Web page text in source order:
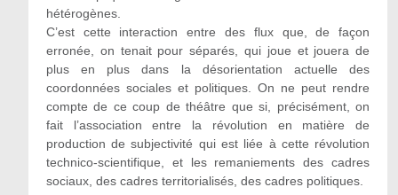
hétérogènes.
C’est cette interaction entre des flux que, de façon
erronée, on tenait pour séparés, qui joue et jouera de
plus en plus dans la désorientation actuelle des
coordonnées sociales et politiques. On ne peut rendre
compte de ce coup de théâtre que si, précisément, on
fait l’association entre la révolution en matière de
production de subjectivité qui est liée à cette révolution
technico-scientifique, et les remaniements des cadres
sociaux, des cadres territorialisés, des cadres politiques.